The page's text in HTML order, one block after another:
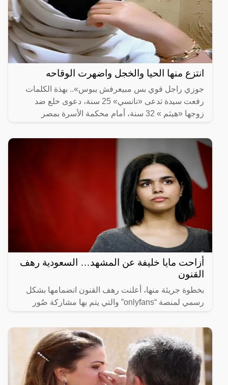
انتزع منها الحيا والخجل واضهرت الوقاحه
جوزي راجل قوي بس مبيعرفش يبوس».. بهذة الكلمات
رفعت سيدة تدعى «نانسي» 25 سنة، دعوى خلع ضد
زوجها «هيثم » 32 سنة، أمام محكمة الأسرة بمصر
أزاحت مايا خليفة عن المشهد… السعودية رهف
القنون
بخطوة جريئة منها، أعلنت رهف القنون انضمامها بشكل
رسمي لمنصة “onlyfans” والتي يتم بها مشاركة صُور
يرغبون بمتابعة